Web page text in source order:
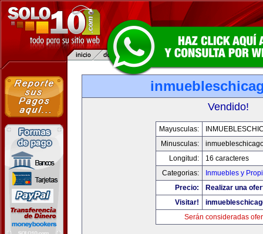
Vendido!
Mayusculas:
Minusculas:
Longitud:
16 caracteres
Categorias:
Inmuebles y
Precio:
Realizar una
Visitar!
Serán consideradas